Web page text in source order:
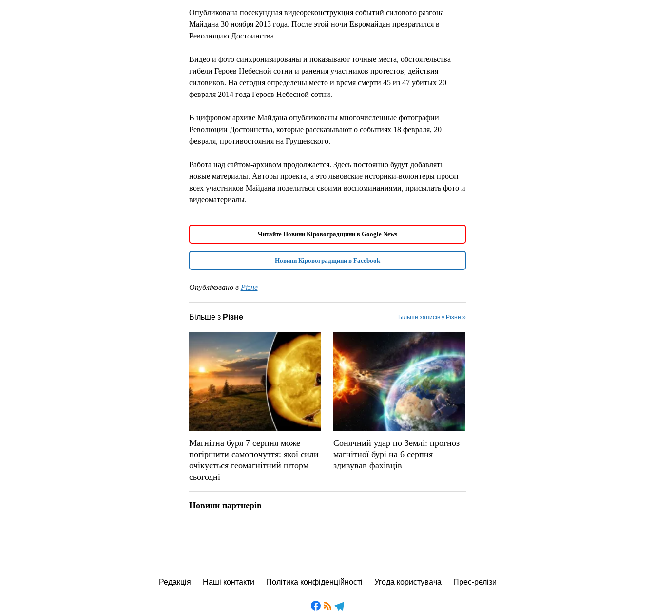
Опубликована посекундная видеореконструкция событий силового разгона
Майдана 30 ноября 2013 года. После этой ночи Евромайдан превратился в
Революцию Достоинства.
Видео и фото синхронизированы и показывают точные места, обстоятельства
гибели Героев Небесной сотни и ранения участников протестов, действия
силовиков. На сегодня определены место и время смерти 45 из 47 убитых 20
февраля 2014 года Героев Небесной сотни.
В цифровом архиве Майдана опубликованы многочисленные фотографии
Революции Достоинства, которые рассказывают о событиях 18 февраля, 20
февраля, противостояния на Грушевского.
Работа над сайтом-архивом продолжается. Здесь постоянно будут добавлять
новые материалы. Авторы проекта, а это львовские историки-волонтеры просят
всех участников Майдана поделиться своими воспоминаниями, присылать фото и
видеоматериалы.
Читайте Новини Кіровоградщини в Google News
Новини Кіровоградщини в Facebook
Опубліковано в Різне
Більше з Різне Більше записів у Різне »
Магнітна буря 7 серпня може
погіршити самопочуття: якої сили
очікується геомагнітний шторм
сьогодні
Сонячний удар по Землі: прогноз
магнітної бурі на 6 серпня
здивував фахівців
Новини партнерів
Редакція Наші контакти Політика конфіденційності Угода користувача Прес-релізи